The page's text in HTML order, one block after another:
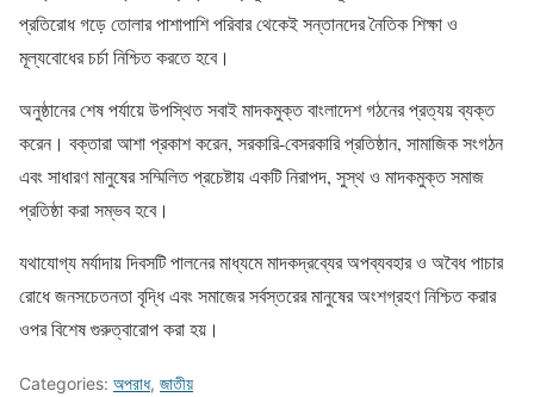
প্রতিরোধ গড়ে তোলার পাশাপাশি পরিবার থেকেই সন্তানদের নৈতিক শিক্ষা ও
মূল্যবোধের চর্চা নিশ্চিত করতে হবে।
অনুষ্ঠানের শেষ পর্যায়ে উপস্থিত সবাই মাদকমুক্ত বাংলাদেশ গঠনের প্রত্যয় ব্যক্ত
করেন। বক্তারা আশা প্রকাশ করেন, সরকারি-বেসরকারি প্রতিষ্ঠান, সামাজিক সংগঠন
এবং সাধারণ মানুষের সম্মিলিত প্রচেষ্টায় একটি নিরাপদ, সুস্থ ও মাদকমুক্ত সমাজ
প্রতিষ্ঠা করা সম্ভব হবে।
যথাযোগ্য মর্যাদায় দিবসটি পালনের মাধ্যমে মাদকদ্রব্যের অপব্যবহার ও অবৈধ পাচার
রোধে জনসচেতনতা বৃদ্ধি এবং সমাজের সর্বস্তরের মানুষের অংশগ্রহণ নিশ্চিত করার
ওপর বিশেষ গুরুত্বারোপ করা হয়।
Categories: অপরাধ, জাতীয়